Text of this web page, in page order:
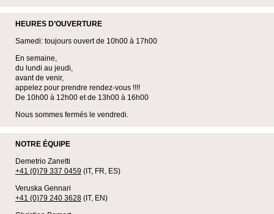
HEURES D’OUVERTURE
Samedi: toujours ouvert de 10h00 à 17h00
En semaine,
du lundi au jeudi,
avant de venir,
appelez pour prendre rendez-vous !!!!
De 10h00 à 12h00 et de 13h00 à 16h00
Nous sommes fermés le vendredi.
NOTRE ÉQUIPE
Demetrio Zanetti
+41 (0)79 337 0459 (IT, FR, ES)
Veruska Gennari
+41 (0)79 240 3628 (IT, EN)